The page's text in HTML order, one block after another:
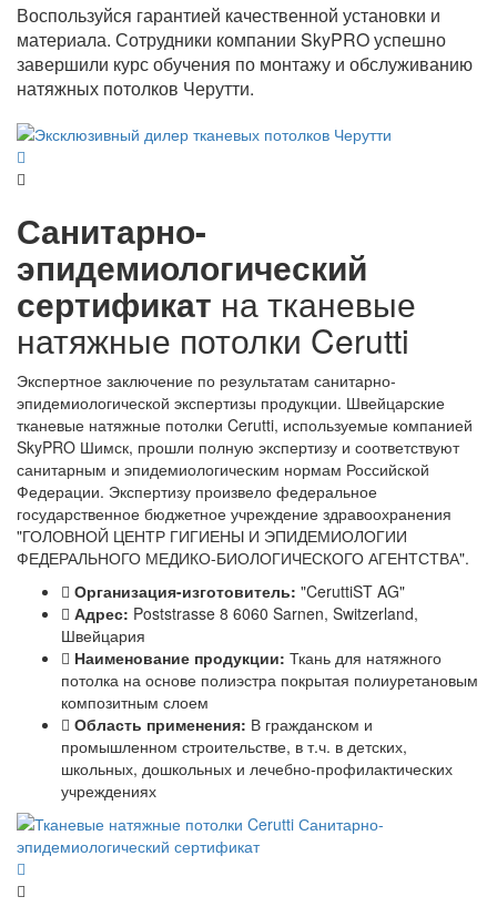
Воспользуйся гарантией качественной установки и
материала. Сотрудники компании SkyPRO успешно
завершили курс обучения по монтажу и обслуживанию
натяжных потолков Черутти.
Санитарно-
эпидемиологический
сертификат на тканевые
натяжные потолки Cerutti
Экспертное заключение по результатам санитарно-
эпидемиологической экспертизы продукции. Швейцарские
тканевые натяжные потолки Cerutti, используемые компанией
SkyPRO Шимск, прошли полную экспертизу и соответствуют
санитарным и эпидемиологическим нормам Российской
Федерации. Экспертизу произвело федеральное
государственное бюджетное учреждение здравоохранения
"ГОЛОВНОЙ ЦЕНТР ГИГИЕНЫ И ЭПИДЕМИОЛОГИИ
ФЕДЕРАЛЬНОГО МЕДИКО-БИОЛОГИЧЕСКОГО АГЕНТСТВА".
Организация-изготовитель: "CeruttiST AG"
Адрес: Poststrasse 8 6060 Sarnen, Switzerland,
Швейцария
Наименование продукции: Ткань для натяжного
потолка на основе полиэстра покрытая полиуретановым
композитным слоем
Область применения: В гражданском и
промышленном строительстве, в т.ч. в детских,
школьных, дошкольных и лечебно-профилактических
учреждениях